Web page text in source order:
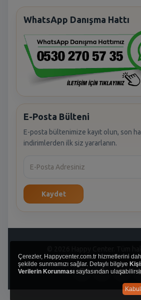
WhatsApp Danışma Hattı
E-Posta Bülteni
E-posta bültenimize kayıt olun, son
indirimlerden ilk siz yararlanın.
Kaydet
© 2026 Happy Center. Tüm
Çerezler, Happycenter.com.tr hizmetlerini
şekilde sunmamızı sağlar. Detaylı bilgiye
Verilerin Korunması sayfasından